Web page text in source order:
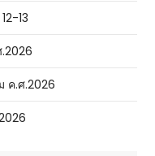
13
ค.ศ.2026